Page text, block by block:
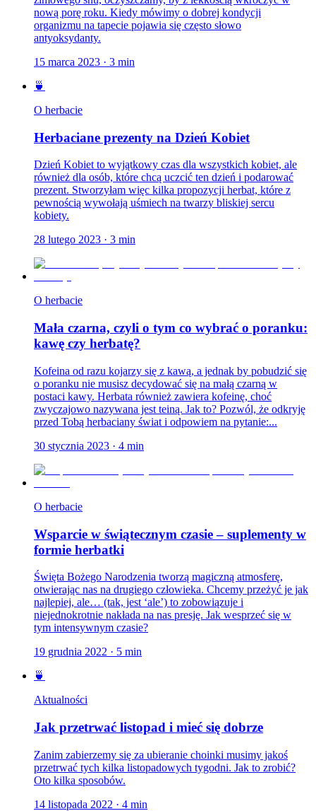
nową porę roku. Kiedy mówimy o dobrej kondycji
organizmu na tapecie pojawia się często słowo
antyoksydanty.
15 marca 2023 · 3 min
🍵
O herbacie
Herbaciane prezenty na Dzień Kobiet
Dzień Kobiet to wyjątkowy czas dla wszystkich kobiet, ale
również dla osób, które chcą uczcić ten dzień i podarować
prezent. Stworzyłam więc kilka propozycji herbat, które z
pewnością wywołają uśmiech na twarzy bliskiej sercu
kobiety.
28 lutego 2023 · 3 min
O herbacie
Mała czarna, czyli o tym co wybrać o poranku:
kawę czy herbatę?
Kofeina od razu kojarzy się z kawą, a jednak by pobudzić się
o poranku nie musisz decydować się na małą czarną w
postaci kawy. Herbata również zawiera kofeinę, choć
zwyczajowo nazywana jest teiną. Jak to? Pozwól, że odkryję
przed Tobą herbaciany świat i odpowiem na pytanie:...
30 stycznia 2023 · 4 min
O herbacie
Wsparcie w świątecznym czasie – suplementy w
formie herbatki
Święta Bożego Narodzenia tworzą magiczną atmosferę,
otwierając nas na drugiego człowieka. Chcemy przeżyć je jak
najlepiej, ale… (tak, jest ‘ale’) to zobowiązuje i
niejednokrotnie nakłada na nas presję. Jak wesprzeć się w
tym intensywnym czasie?
19 grudnia 2022 · 5 min
🍵
Aktualności
Jak przetrwać listopad i mieć się dobrze
Zanim zabierzemy się za ubieranie choinki musimy jakoś
przetrwać tych kilka listopadowych tygodni. Jak to zrobić?
Oto kilka sposobów.
14 listopada 2022 · 4 min